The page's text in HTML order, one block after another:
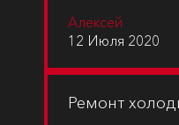
Алексей
12 Июля 2020
Ремонт